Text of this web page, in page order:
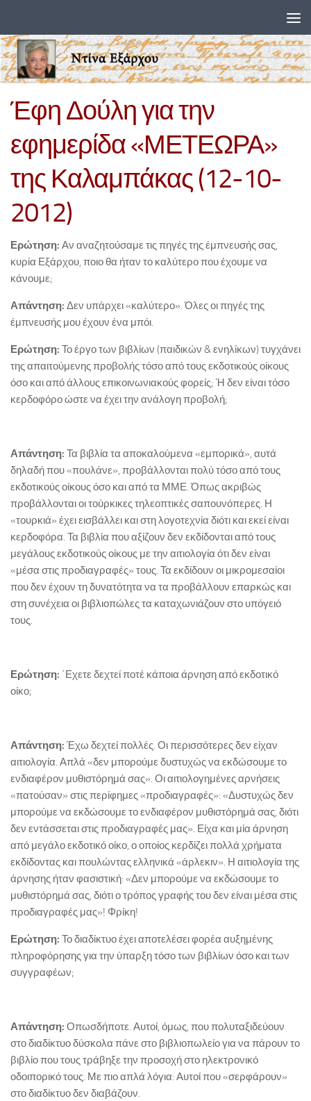
Έφη Δούλη για την
εφημερίδα «ΜΕΤΕΩΡΑ»
της Καλαμπάκας (12-10-
2012)
Ερώτηση: Αν αναζητούσαμε τις πηγές της έμπνευσής σας,
κυρία Εξάρχου, ποιο θα ήταν το καλύτερο που έχουμε να
κάνουμε;
Απάντηση: Δεν υπάρχει «καλύτερο». Όλες οι πηγές της
έμπνευσής μου έχουν ένα μπόι.
Ερώτηση: Το έργο των βιβλίων (παιδικών & ενηλίκων) τυγχάνει
της απαιτούμενης προβολής τόσο από τους εκδοτικούς οίκους
όσο και από άλλους επικοινωνιακούς φορείς; Ή δεν είναι τόσο
κερδοφόρο ώστε να έχει την ανάλογη προβολή;
Απάντηση: Τα βιβλία τα αποκαλούμενα «εμπορικά», αυτά
δηλαδή που «πουλάνε», προβάλλονται πολύ τόσο από τους
εκδοτικούς οίκους όσο και από τα ΜΜΕ. Όπως ακριβώς
προβάλλονται οι τούρκικες τηλεοπτικές σαπουνόπερες. Η
«τουρκιά» έχει εισβάλλει και στη λογοτεχνία διότι και εκεί είναι
κερδοφόρα. Τα βιβλία που αξίζουν δεν εκδίδονται από τους
μεγάλους εκδοτικούς οίκους με την αιτιολογία ότι δεν είναι
«μέσα στις προδιαγραφές» τους. Τα εκδίδουν οι μικρομεσαίοι
που δεν έχουν τη δυνατότητα να τα προβάλλουν επαρκώς και
στη συνέχεια οι βιβλιοπώλες τα καταχωνιάζουν στο υπόγειό
τους.
Ερώτηση: ΄Εχετε δεχτεί ποτέ κάποια άρνηση από εκδοτικό
οίκο;
Απάντηση: Έχω δεχτεί πολλές. Οι περισσότερες δεν είχαν
αιτιολογία. Απλά «δεν μπορούμε δυστυχώς να εκδώσουμε το
ενδιαφέρον μυθιστόρημά σας». Οι αιτιολογημένες αρνήσεις
«πατούσαν» στις περίφημες «προδιαγραφές»: «Δυστυχώς δεν
μπορούμε να εκδώσουμε το ενδιαφέρον μυθιστόρημά σας, διότι
δεν εντάσσεται στις προδιαγραφές μας». Είχα και μία άρνηση
από μεγάλο εκδοτικό οίκο, ο οποίος κερδίζει πολλά χρήματα
εκδίδοντας και πουλώντας ελληνικά «άρλεκιν». Η αιτιολογία της
άρνησης ήταν φασιστική: «Δεν μπορούμε να εκδώσουμε το
μυθιστόρημά σας, διότι ο τρόπος γραφής του δεν είναι μέσα στις
προδιαγραφές μας»! Φρίκη!
Ερώτηση: Το διαδίκτυο έχει αποτελέσει φορέα αυξημένης
πληροφόρησης για την ύπαρξη τόσο των βιβλίων όσο και των
συγγραφέων;
Απάντηση: Οπωσδήποτε. Αυτοί, όμως, που πολυταξιδεύουν
στο διαδίκτυο δύσκολα πάνε στο βιβλιοπωλείο για να πάρουν το
βιβλίο που τους τράβηξε την προσοχή στο ηλεκτρονικό
οδοιπορικό τους. Με πιο απλά λόγια: Αυτοί που «σερφάρουν»
στο διαδίκτυο δεν διαβάζουν.